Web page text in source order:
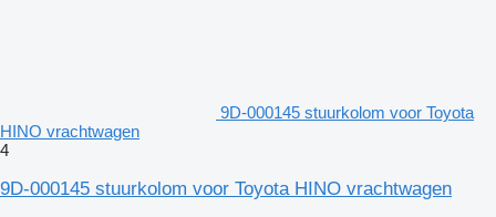
9D-000145 stuurkolom voor Toyota
HINO vrachtwagen
4
9D-000145 stuurkolom voor Toyota HINO vrachtwagen